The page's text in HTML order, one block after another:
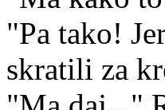
"Pa tako!
skratili za